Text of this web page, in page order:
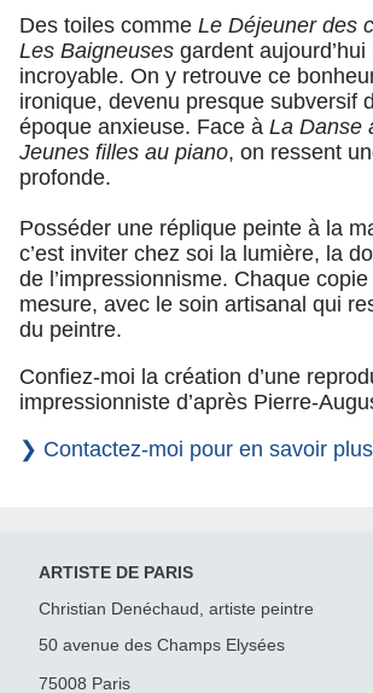
Des toiles comme Le Déjeuner des
Les Baigneuses gardent
incroyable. On y retrouve ce
ironique, devenu presque subversif
époque anxieuse. Face à La Danse
Jeunes filles au piano, on ressent
profonde.
Posséder une réplique peinte à la
c’est inviter chez soi la lumière, la
de l’impressionnisme. Chaque
mesure, avec le soin artisanal qui
du peintre.
Confiez-moi la création d’une
impressionniste d’après Pierre-
❯ Contactez-moi pour en savoir plus
ARTISTE DE PARIS
Christian Denéchaud, artiste peintre
50 avenue des Champs Elysées
75008 Paris